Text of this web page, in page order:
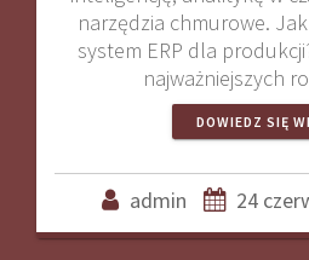
narzędzia chmurowe.
system ERP dla
najważniejszych
DOWIEDZ SIĘ
admin 24